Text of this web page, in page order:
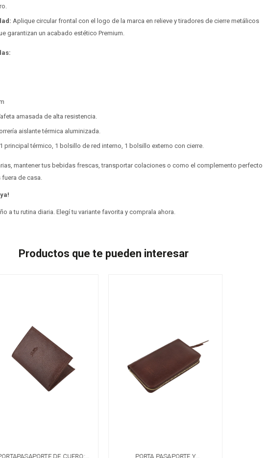
Aplique circular frontal con el logo de la marca en relieve y tiradores de cierre metálicos
garantizan un acabado estético Premium.
amasada de alta resistencia.
aislante térmica aluminizada.
principal térmico, 1 bolsillo de red interno, 1 bolsillo externo con cierre.
mantener tus bebidas frescas, transportar colaciones o como el complemento perfecto
de casa.
a tu rutina diaria. Elegí tu variante favorita y comprala ahora.
Productos que te pueden interesar
DE CUERO:
PORTA PASAPORTE Y